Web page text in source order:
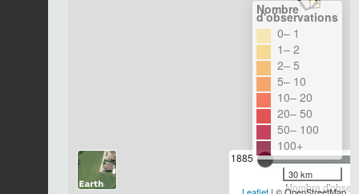
1885
Nombre
Nombre
d'observations
0– 1
1– 2
2– 5
5– 10
10– 20
20– 50
50– 100
100+
30 km